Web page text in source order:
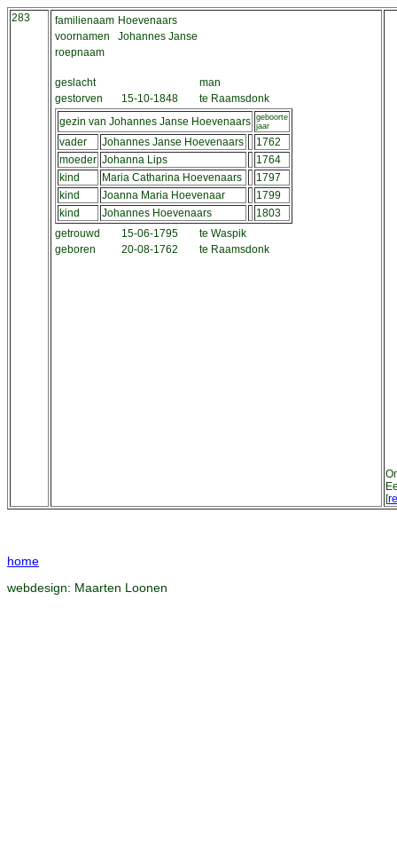
283 familienaam Hoevenaars
voornamen
Johannes Janse
roepnaam
geslacht
man
gestorven
15-10-1848
te Raamsdonk
gezin van Johannes Janse Hoevenaars geboorte
jaar
vader Johannes Janse Hoevenaars
1762
moeder Johanna Lips
1764
kind
Maria Catharina Hoevenaars
1797
kind
Joanna Maria Hoevenaar
1799
kind
Johannes Hoevenaars
1803
getrouwd
15-06-1795
te Waspik
geboren
20-08-1762 te Raamsdonk
[
home
webdesign: Maarten Loonen